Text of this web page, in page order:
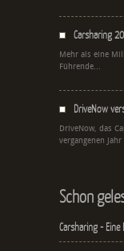
Carsharing
Mehr als eine
Führende...
DriveNow
DriveNow, das
vergangenen
Schon
Carsharing - Eine